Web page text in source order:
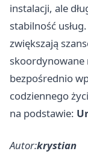
instalacji, ale
stabilność
zwiększają
skoordynowane
bezpośrednio
codziennego
na podstawie:
Autor:krystian